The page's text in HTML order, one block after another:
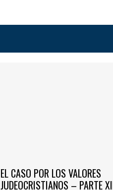
EL CASO POR LOS VALORES
JUDEOCRISTIANOS – PARTE